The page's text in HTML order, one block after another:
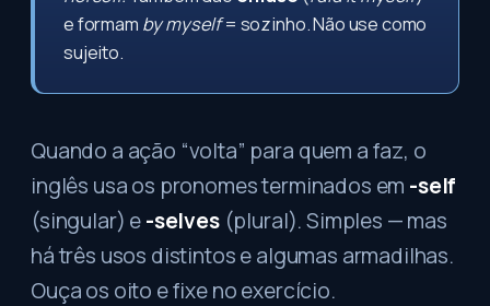
e formam by myself= sozinho. Não use como
sujeito.
Quando a ação “volta” para quem a faz, o
inglês usa os pronomes terminados em -self
(singular) e-selves(plural). Simples — mas
há três usos distintos e algumas armadilhas.
Ouça os oito e fixe no exercício.